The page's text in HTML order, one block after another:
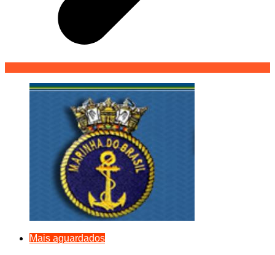
Mais aguardados